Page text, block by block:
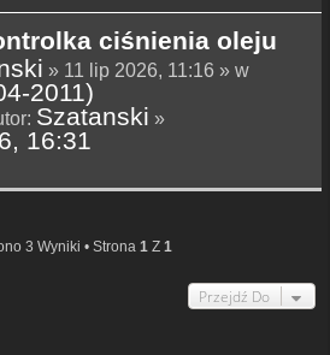
ciśnienia oleju
» 11 lip 2026, 11:16 » w
2011)
Szatanski »
16:31
3 Wyniki • Strona 1 Z 1
Przejdź Do